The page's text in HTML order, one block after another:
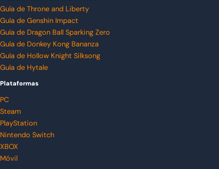
Guía de Throne and Liberty
Guía de Genshin Impact
Guía de Dragon Ball Sparking Zero
Guía de Donkey Kong Bananza
Guía de Hollow Knight Silksong
Guía de Hytale
Plataformas
PC
Steam
PlayStation
Nintendo Switch
XBOX
Móvil